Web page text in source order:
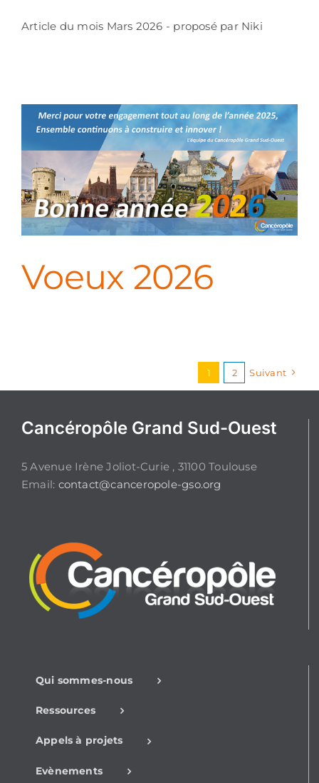
Article du mois Mars 2026 - proposé par Niki
Voeux 2026
1 2 Suivant
Cancéropôle Grand Sud-Ouest
5 Avenue Irène Joliot-Curie , 31100 Toulouse
Email: contact@canceropole-gso.org
Qui sommes-nous
Ressources
Appels à projets
Evènements